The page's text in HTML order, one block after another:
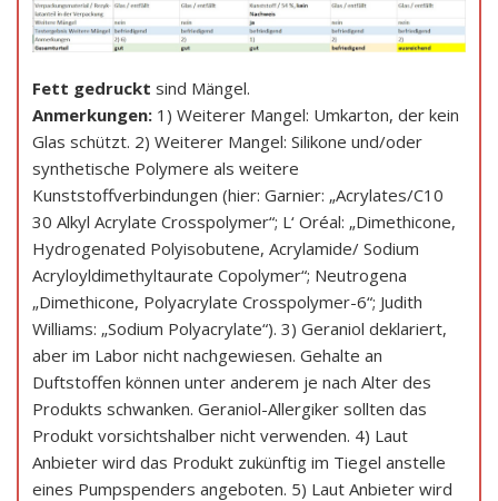
Fett gedruckt sind Mängel.
Anmerkungen: 1) Weiterer Mangel: Umkarton, der kein
Glas schützt. 2) Weiterer Mangel: Silikone und/oder
synthetische Polymere als weitere
Kunststoffverbindungen (hier: Garnier: „Acrylates/C10
30 Alkyl Acrylate Crosspolymer“; L‘ Oréal: „Dimethicone,
Hydrogenated Polyisobutene, Acrylamide/ Sodium
Acryloyldimethyltaurate Copolymer“; Neutrogena
„Dimethicone, Polyacrylate Crosspolymer-6“; Judith
Williams: „Sodium Polyacrylate“). 3) Geraniol deklariert,
aber im Labor nicht nachgewiesen. Gehalte an
Duftstoffen können unter anderem je nach Alter des
Produkts schwanken. Geraniol-Allergiker sollten das
Produkt vorsichtshalber nicht verwenden. 4) Laut
Anbieter wird das Produkt zukünftig im Tiegel anstelle
eines Pumpspenders angeboten. 5) Laut Anbieter wird